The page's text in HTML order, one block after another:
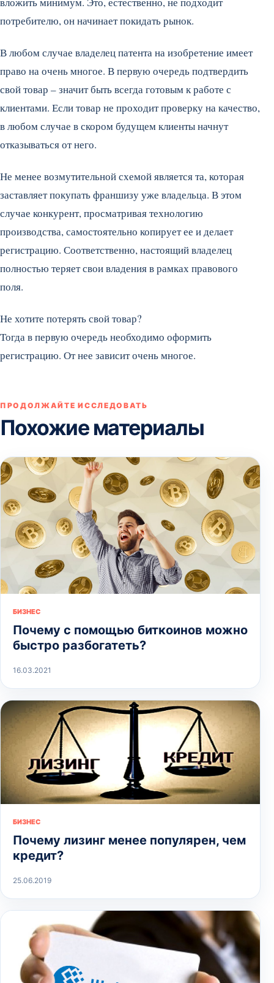
потребителю, он начинает покидать рынок.
В любом случае владелец патента на изобретение имеет
право на очень многое. В первую очередь подтвердить
свой товар – значит быть всегда готовым к работе с
клиентами. Если товар не проходит проверку на качество,
в любом случае в скором будущем клиенты начнут
отказываться от него.
Не менее возмутительной схемой является та, которая
заставляет покупать франшизу уже владельца. В этом
случае конкурент, просматривая технологию
производства, самостоятельно копирует ее и делает
регистрацию. Соответственно, настоящий владелец
полностью теряет свои владения в рамках правового
поля.
Не хотите потерять свой товар?
Тогда в первую очередь необходимо оформить
регистрацию. От нее зависит очень многое.
ПРОДОЛЖАЙТЕ ИССЛЕДОВАТЬ
Похожие материалы
БИЗНЕС
Почему с помощью биткоинов можно
быстро разбогатеть?
16.03.2021
БИЗНЕС
Почему лизинг менее популярен, чем
кредит?
25.06.2019